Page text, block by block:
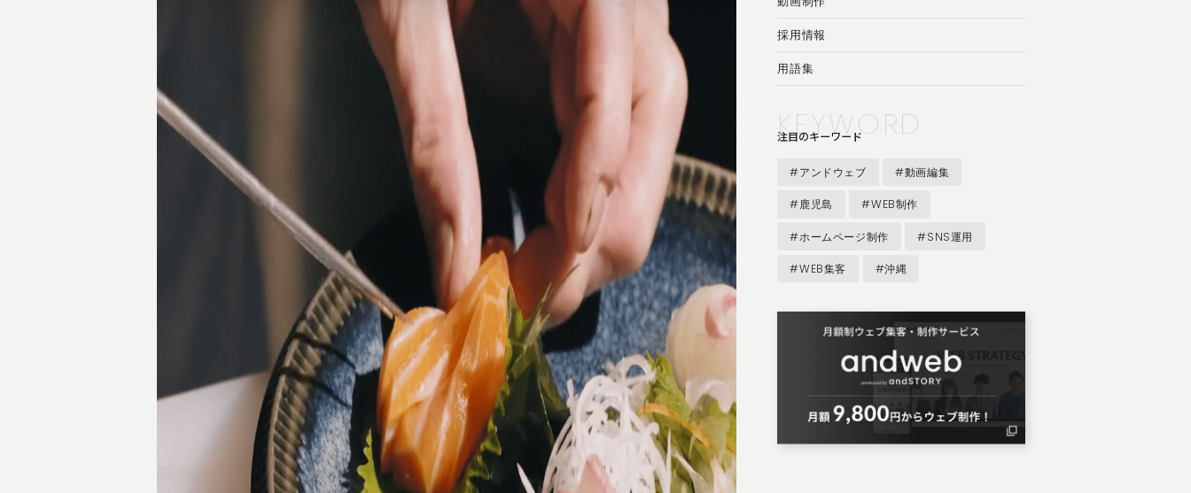
採用情報
用語集
KEYWORD
注目のキーワード
#アンドウェブ #動画編集
#鹿児島 #WEB制作
#ホームページ制作 #SNS運用
#WEB集客 #沖縄